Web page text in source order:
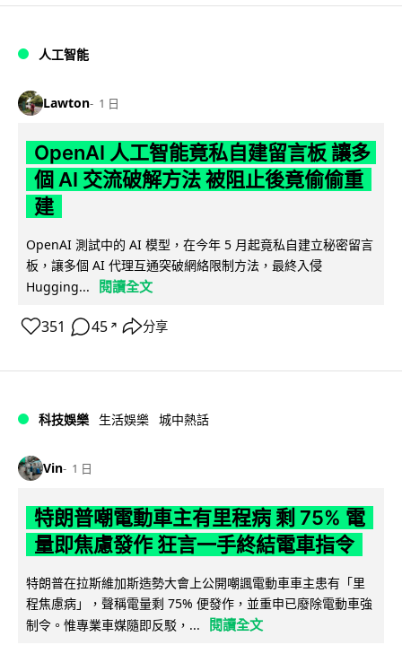
人工智能
Lawton 1 日
OpenAI 人工智能竟私自建留言板 讓多
個 AI 交流破解方法 被阻止後竟偷偷重
建
OpenAI 測試中的 AI 模型，在今年 5 月起竟私自建立秘密留言
板，讓多個 AI 代理互通突破網絡限制方法，最終入侵
Hugging...
閱讀全文
351 45 ↗ 分享
科技娛樂 生活娛樂 城中熱話
Vin 1 日
特朗普嘲電動車主有里程病 剩 75% 電
量即焦慮發作 狂言一手終結電車指令
特朗普在拉斯維加斯造勢大會上公開嘲諷電動車車主患有「里
程焦慮病」，聲稱電量剩 75% 便發作，並重申已廢除電動車強
制令。惟專業車媒隨即反駁，...
閱讀全文